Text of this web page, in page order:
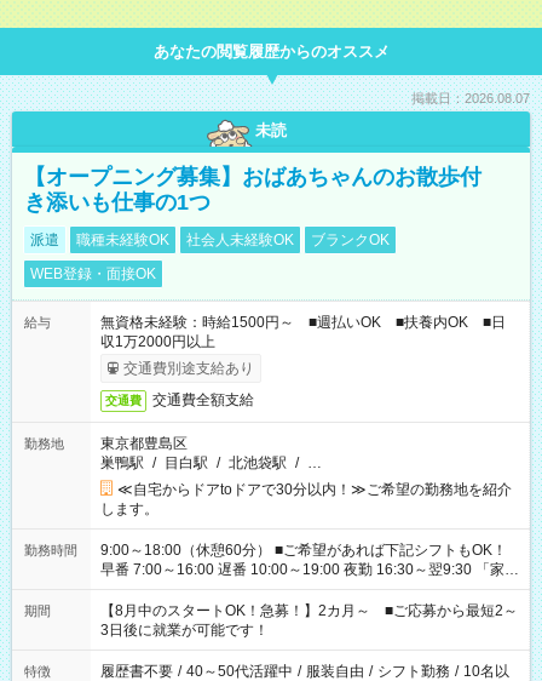
あなたの閲覧履歴からのオススメ
掲載日：2026.08.07
未読
【オープニング募集】おばあちゃんのお散歩付
き添いも仕事の1つ
派遣 職種未経験OK 社会人未経験OK
ブランクOK
WEB登録・面接OK
給与
無資格未経験：時給1500円～ ■週払いOK ■扶養内OK ■日
収1万2000円以上
交通費別途支給あり
交通費 交通費全額支給
勤務地
東京都豊島区
巣鴨駅 / 目白駅 / 北池袋駅 / …
≪自宅からドアtoドアで30分以内！≫ご希望の勤務地を紹介
します。
勤務時間
9:00～18:00（休憩60分） ■ご希望があれば下記シフトもOK！
早番 7:00～16:00 遅番 10:00～19:00 夜勤 16:30～翌9:30 「家族
と休みを合わせたい」 「余裕を持って夕飯の準備がしたい」
「できれば残業はしたくない」 など、ご希望を教えてください
ね。 ※Wワーク希望の方へ 今ご覧のお仕事で希望する勤務時間
と、もう1つのお仕事の勤務時間。 合計で週40時間を超える場
合は応募できません。
期間
【8月中のスタートOK！急募！】2カ月～ ■ご応募から最短2～
3日後に就業が可能です！
特徴 履歴書不要 / 40～50代活躍中 / 服装自由 / シフト勤務 / 10名以